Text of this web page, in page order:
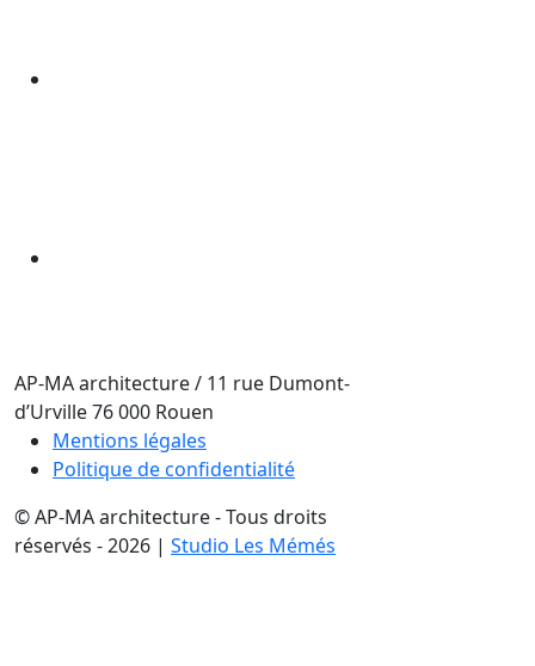
AP-MA architecture/ 11 rue Dumont-
d’Urville76 000 Rouen
Mentions légales
Politique de confidentialité
© AP-MA architecture - Tous droits
réservés - 2026 | Studio Les Mémés